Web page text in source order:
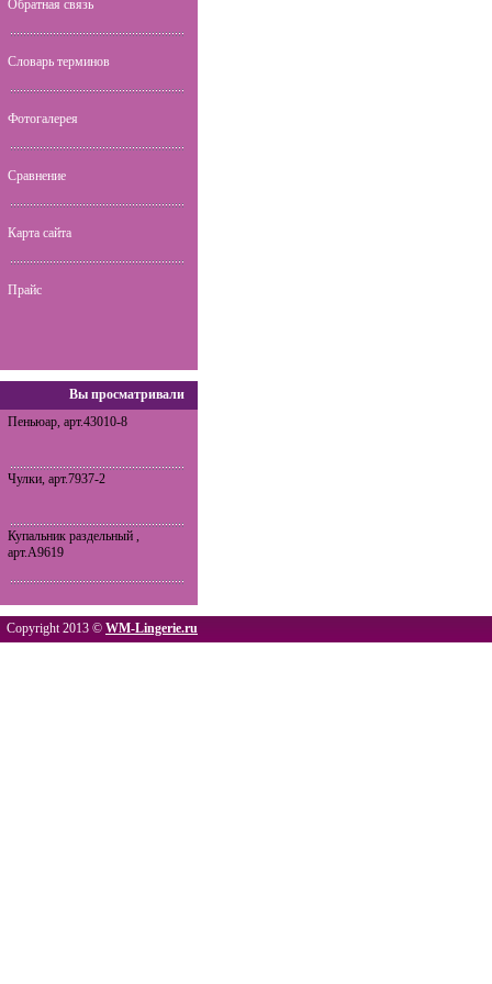
Обратная связь
Словарь терминов
Фотогалерея
Сравнение
Карта сайта
Прайс
Вы просматривали
Пеньюар, арт.43010-8
Чулки, арт.7937-2
Купальник раздельный ,
арт.A9619
Copyright 2013 © WM-Lingerie.ru